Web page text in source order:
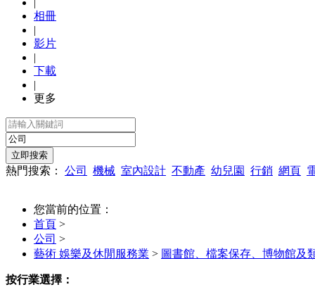
相冊
|
影片
|
下載
|
更多
熱門搜索： 公司 機械 室內設計 不動產 幼兒園 行銷 網頁
您當前的位置：
首頁 >
公司 >
藝術 娛樂及休閒服務業 > 圖書館、檔案保存、博物館及
按行業選擇：